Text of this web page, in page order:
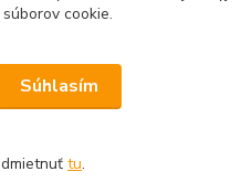
cookie.
Súhlasím
tu.